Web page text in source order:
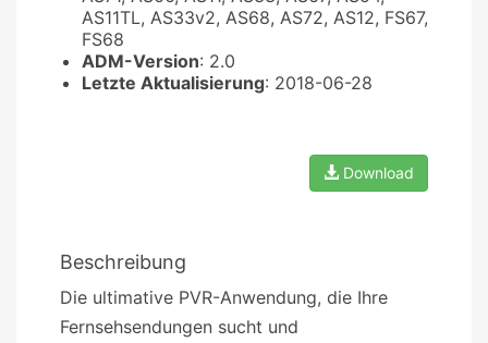
AS11TL, AS33v2, AS68, AS72, AS12, FS67,
FS68
ADM-Version: 2.0
Letzte Aktualisierung: 2018-06-28
Download
Beschreibung
Die ultimative PVR-Anwendung, die Ihre
Fernsehsendungen sucht und